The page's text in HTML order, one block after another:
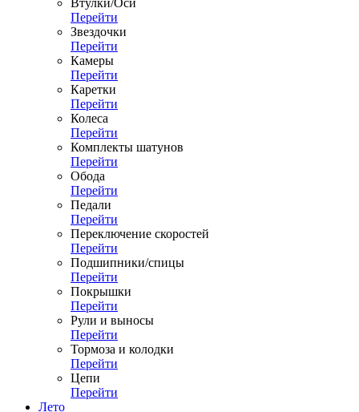
Втулки/Оси
Перейти
Звездочки
Перейти
Камеры
Перейти
Каретки
Перейти
Колеса
Перейти
Комплекты шатунов
Перейти
Обода
Перейти
Педали
Перейти
Переключение скоростей
Перейти
Подшипники/спицы
Перейти
Покрышки
Перейти
Рули и выносы
Перейти
Тормоза и колодки
Перейти
Цепи
Перейти
Лето